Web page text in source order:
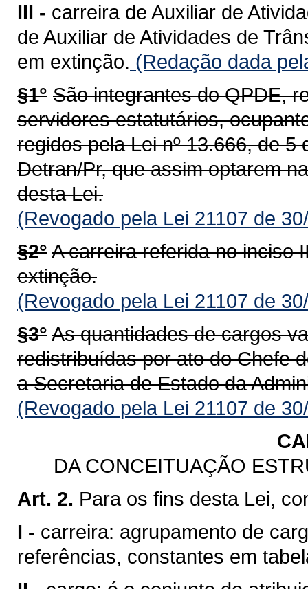
III - carreira de Auxiliar de
de Auxiliar de Atividades de
em extinção. (Redação dada
§1° São integrantes do QPDE,
servidores estatutários,
regidos pela Lei nº 13.666, de
Detran/Pr, que assim optarem
desta Lei.
(Revogado pela Lei 21107 de
§2°A carreira referida no inciso
extinção.
(Revogado pela Lei 21107 de
§3°As quantidades de cargos
redistribuídas por ato do Chefe
a Secretaria de Estado da
(Revogado pela Lei 21107 de
DA CONCEITUAÇÃO
Art. 2. Para os fins desta Lei,
I - carreira: agrupamento de
referências, constantes em